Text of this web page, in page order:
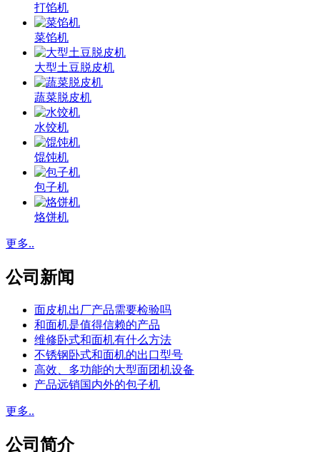
打馅机
菜馅机
大型土豆脱皮机
蔬菜脱皮机
水饺机
馄饨机
包子机
烙饼机
更多..
公司新闻
面皮机出厂产品需要检验吗
和面机是值得信赖的产品
维修卧式和面机有什么方法
不锈钢卧式和面机的出口型号
高效、多功能的大型面团机设备
产品远销国内外的包子机
更多..
公司简介